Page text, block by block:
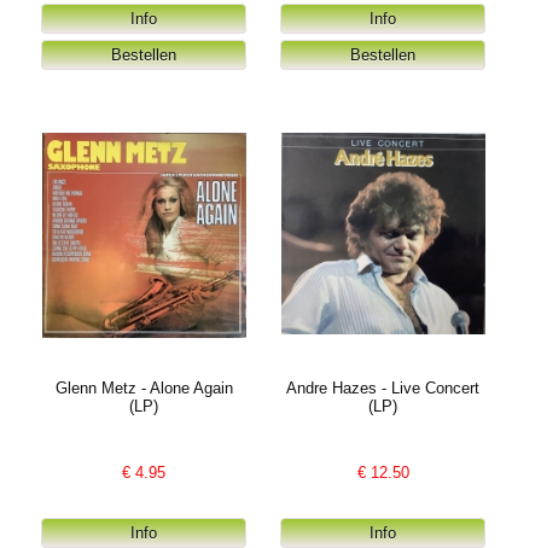
Glenn Metz - Alone Again
(LP)
€4.95
Andre Hazes - Live Concert
(LP)
€ 12.50